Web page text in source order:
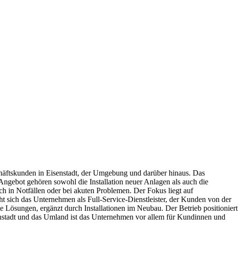
in Eisenstadt, der Umgebung und darüber hinaus. Das
gehören sowohl die Installation neuer Anlagen als auch die
in Notfällen oder bei akuten Problemen. Der Fokus liegt auf
das Unternehmen als Full-Service-Dienstleister, der Kunden von der
Lösungen, ergänzt durch Installationen im Neubau. Der Betrieb positioniert
und das Umland ist das Unternehmen vor allem für Kundinnen und